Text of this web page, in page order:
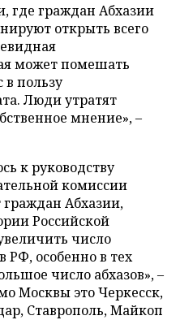
где граждан Абхазии
открыть всего
может помешать
в пользу
Люди утратят
мнение», –
к руководству
комиссии
граждан Абхазии,
Российской
число
РФ, особенно в тех
число абхазов», –
Москвы это Черкесск,
Ставрополь, Майкоп